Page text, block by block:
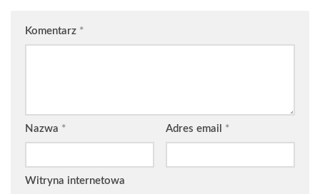
Komentarz *
Nazwa * Adres email *
Witryna internetowa